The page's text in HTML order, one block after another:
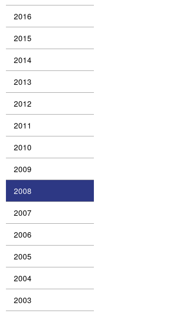
2016
2015
2014
2013
2012
2011
2010
2009
2008
2007
2006
2005
2004
2003